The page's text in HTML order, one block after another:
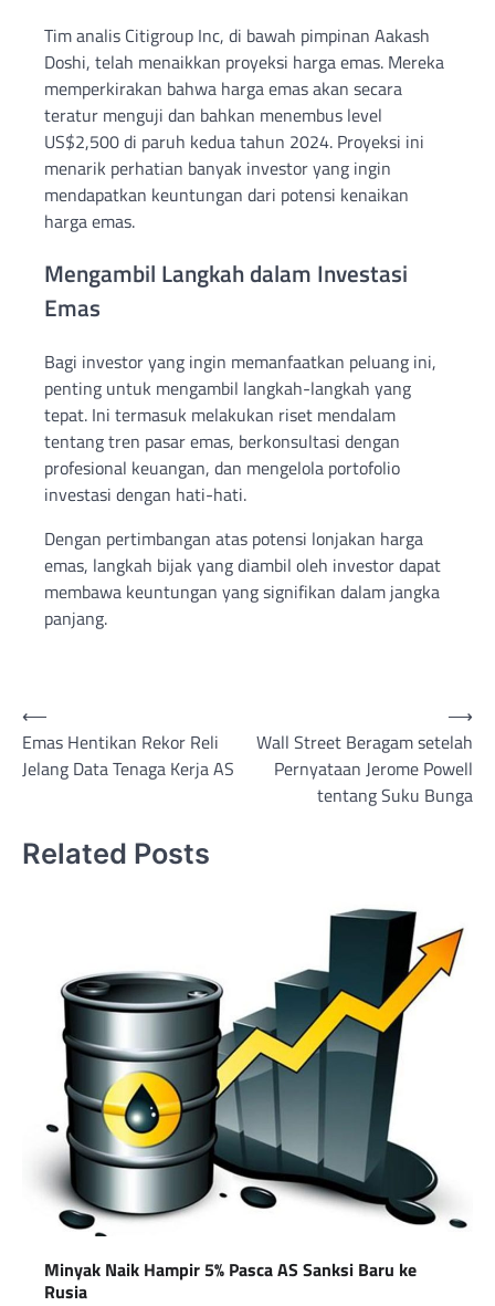
Tim analis Citigroup Inc, di bawah pimpinan Aakash
Doshi, telah menaikkan proyeksi harga emas. Mereka
memperkirakan bahwa harga emas akan secara
teratur menguji dan bahkan menembus level
US$2,500 di paruh kedua tahun 2024. Proyeksi ini
menarik perhatian banyak investor yang ingin
mendapatkan keuntungan dari potensi kenaikan
harga emas.
Mengambil Langkah dalam Investasi
Emas
Bagi investor yang ingin memanfaatkan peluang ini,
penting untuk mengambil langkah-langkah yang
tepat. Ini termasuk melakukan riset mendalam
tentang tren pasar emas, berkonsultasi dengan
profesional keuangan, dan mengelola portofolio
investasi dengan hati-hati.
Dengan pertimbangan atas potensi lonjakan harga
emas, langkah bijak yang diambil oleh investor dapat
membawa keuntungan yang signifikan dalam jangka
panjang.
Post
navigation
⟵
Emas Hentikan Rekor Reli
Jelang Data Tenaga Kerja AS
Wall Street Beragam setelah
Pernyataan Jerome Powell
tentang Suku Bunga
⟶
Related Posts
Minyak Naik Hampir 5% Pasca AS Sanksi Baru ke
Rusia